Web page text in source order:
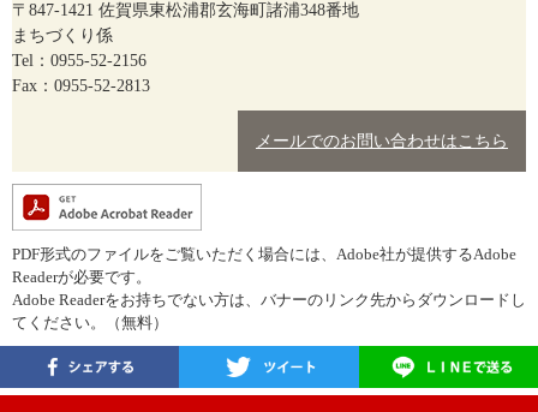
〒847-1421 佐賀県東松浦郡玄海町諸浦348番地
まちづくり係
Tel：0955-52-2156
Fax：0955-52-2813
メールでのお問い合わせはこちら
PDF形式のファイルをご覧いただく場合には、Adobe社が提供するAdobe
Readerが必要です。
Adobe Readerをお持ちでない方は、バナーのリンク先からダウンロードし
てください。（無料）